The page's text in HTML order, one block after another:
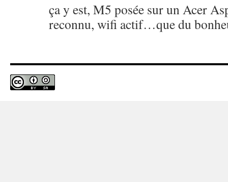
ça y est, M5 posée sur un Acer
reconnu, wifi actif…que du